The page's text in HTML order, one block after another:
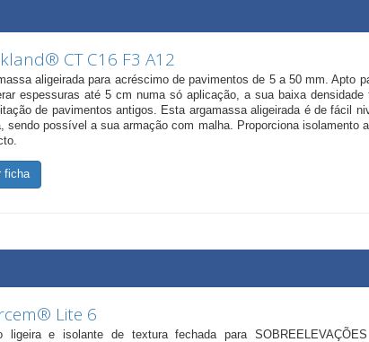
CT C16 F3 A12
aligeirada para acréscimo de pavimentos de 5 a 50 mm. Apto
espessuras até 5 cm numa só aplicação, a sua baixa densidade
de pavimentos antigos. Esta argamassa aligeirada é de fácil
sendo possível a sua armação com malha. Proporciona isolamento
ficha
Lite 6
ligeira e isolante de textura fechada para